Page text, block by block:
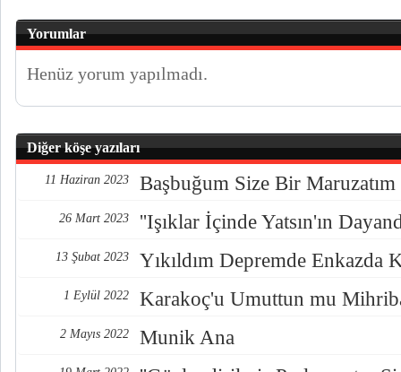
Yorumlar
Henüz yorum yapılmadı.
Diğer köşe yazıları
11 Haziran 2023 Başbuğum Size Bir
26 Mart 2023 ''Işıklar İçinde Yatsın'ın
13 Şubat 2023 Yıkıldım Depremde Enkazda
1 Eylül 2022 Karakoç'u Umuttun mu
2 Mayıs 2022 Munik Ana